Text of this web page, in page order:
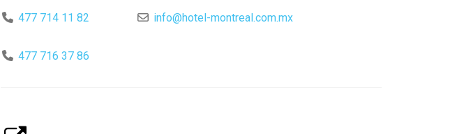
477 714 11 82
477 716 37 86
info@hotel-montreal.com.mx